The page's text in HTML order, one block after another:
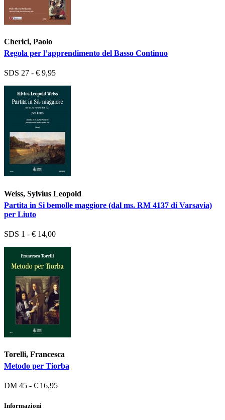
Cherici, Paolo
Regola per l’apprendimento del Basso Continuo
SDS 27 - € 9,95
Weiss, Sylvius Leopold
Partita in Si bemolle maggiore (dal ms. RM 4137 di Varsavia)
per Liuto
SDS 1 - € 14,00
Torelli, Francesca
Metodo per Tiorba
DM 45 - € 16,95
Informazioni